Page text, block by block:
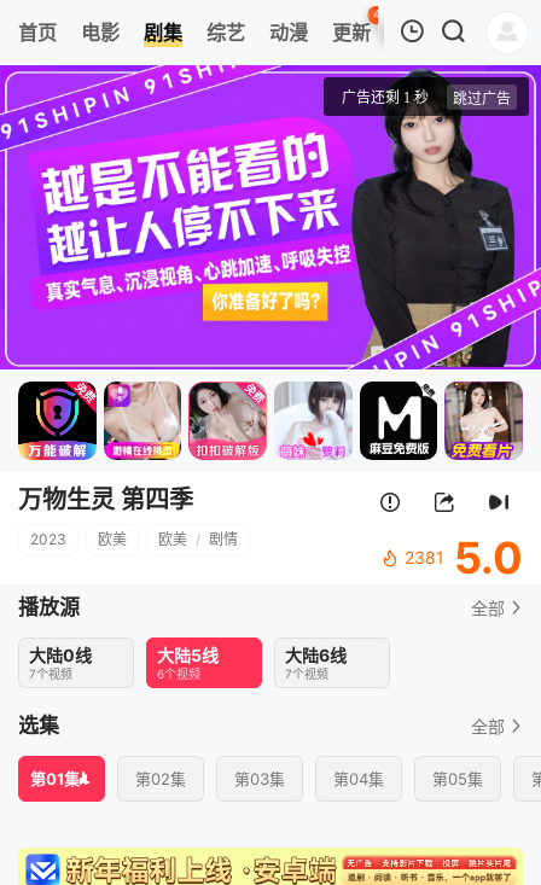
首页 电影 剧集 综艺 动漫 更新
44
热榜 APP
我的观影记录
第01集
万物生灵 第四季
清空
万物生灵 第四季
2023 欧美 欧美 / 剧情
2381 5.0
播放源 全部
大陆0线
7个视频
大陆5线
6个视频
大陆6线
7个视频
选集 全部
第01集 第02集 第03集 第04集 第05集